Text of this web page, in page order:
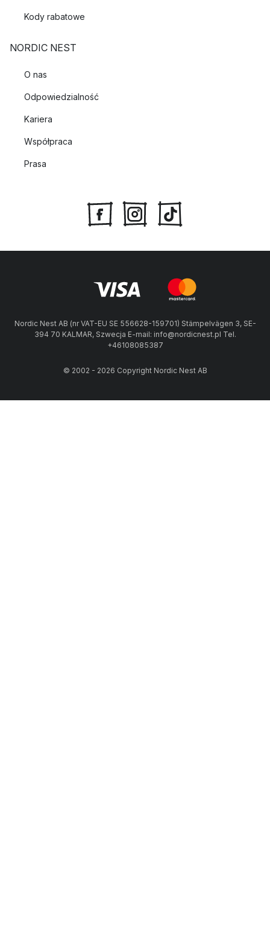
Kody rabatowe
NORDIC NEST
O nas
Odpowiedzialność
Kariera
Współpraca
Prasa
Nordic Nest AB (nr VAT-EU SE 556628-159701) Stämpelvägen 3, SE-
394 70 KALMAR, Szwecja E-mail: info@nordicnest.pl Tel.
+46108085387
© 2002 - 2026 Copyright Nordic Nest AB